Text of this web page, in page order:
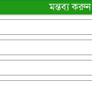
মন্তব্য করুন